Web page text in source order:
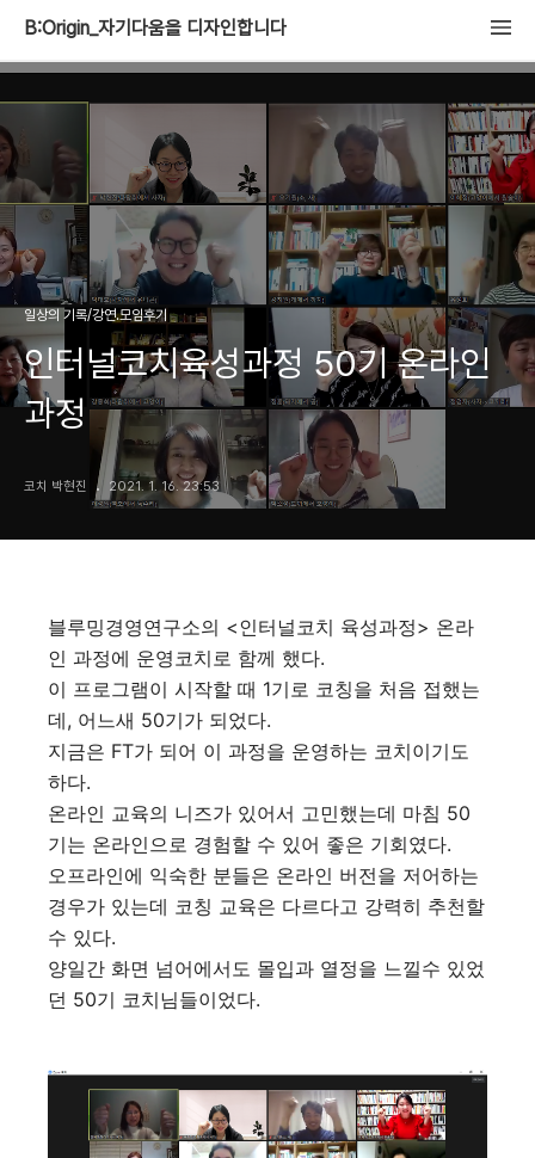
B:Origin_자기다움을 디자인합니다
일상의 기록/강연.모임후기
인터널코치육성과정 50기 온라인
과정
코치 박현진 2021. 1. 16. 23:53
블루밍경영연구소의 <인터널코치 육성과정> 온라
인 과정에 운영코치로 함께 했다.
이 프로그램이 시작할 때 1기로 코칭을 처음 접했는
데, 어느새 50기가 되었다.
지금은 FT가 되어 이 과정을 운영하는 코치이기도
하다.
온라인 교육의 니즈가 있어서 고민했는데 마침 50
기는 온라인으로 경험할 수 있어 좋은 기회였다.
오프라인에 익숙한 분들은 온라인 버전을 저어하는
경우가 있는데 코칭 교육은 다르다고 강력히 추천할
수 있다.
양일간 화면 넘어에서도 몰입과 열정을 느낄수 있었
던 50기 코치님들이었다.